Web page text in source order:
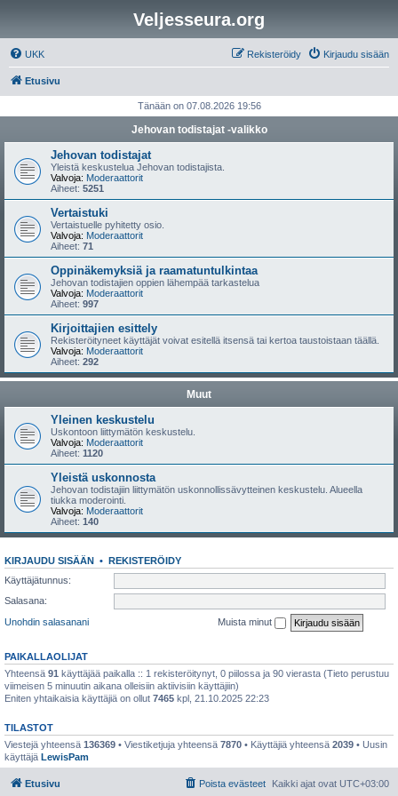
Veljesseura.org
UKK Kirjaudu sisään
Rekisteröidy
Etusivu
Tänään on 07.08.2026 19:56
Jehovan todistajat -valikko
Jehovan todistajat
Yleistä keskustelua Jehovan todistajista.
Valvoja: Moderaattorit
Aiheet: 5251
Vertaistuki
Vertaistuelle pyhitetty osio.
Valvoja: Moderaattorit
Aiheet: 71
Oppinäkemyksiä ja raamatuntulkintaa
Jehovan todistajien oppien lähempää tarkastelua
Valvoja: Moderaattorit
Aiheet: 997
Kirjoittajien esittely
Rekisteröityneet käyttäjät voivat esitellä itsensä tai kertoa taustoistaan täällä.
Valvoja: Moderaattorit
Aiheet: 292
Muut
Yleinen keskustelu
Uskontoon liittymätön keskustelu.
Valvoja: Moderaattorit
Aiheet: 1120
Yleistä uskonnosta
Jehovan todistajiin liittymätön uskonnollissävytteinen keskustelu. Alueella
tiukka moderointi.
Valvoja: Moderaattorit
Aiheet: 140
KIRJAUDU SISÄÄN • REKISTERÖIDY
Käyttäjätunnus:
Salasana:
Unohdin salasanani
Muista minut
PAIKALLAOLIJAT
Yhteensä 91 käyttäjää paikalla :: 1 rekisteröitynyt, 0 piilossa ja 90 vierasta (Tieto perustuu
viimeisen 5 minuutin aikana olleisiin aktiivisiin käyttäjiin)
Eniten yhtaikaisia käyttäjiä on ollut 7465 kpl, 21.10.2025 22:23
TILASTOT
Viestejä yhteensä 136369 • Viestiketjuja yhteensä 7870 • Käyttäjiä yhteensä 2039 • Uusin
käyttäjä LewisPam
Etusivu Kaikki ajat ovat UTC+03:00
Poista evästeet